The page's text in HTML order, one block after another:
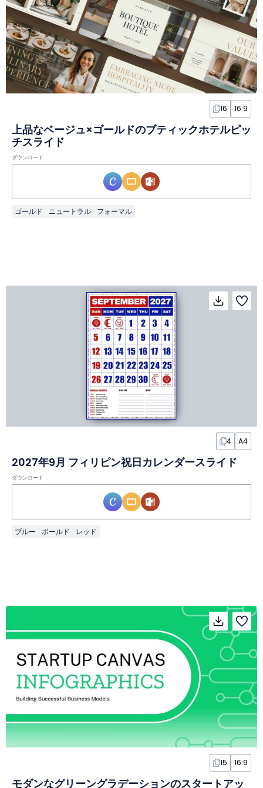
16 16:9
上品なベージュ×ゴールドのブティックホテルピッ
チスライド
ダウンロード
ゴールド ニュートラル フォーマル
4 A4
2027年9月 フィリピン祝日カレンダースライド
ダウンロード
ブルー ボールド レッド
15 16:9
モダンなグリーングラデーションのスタートアッ